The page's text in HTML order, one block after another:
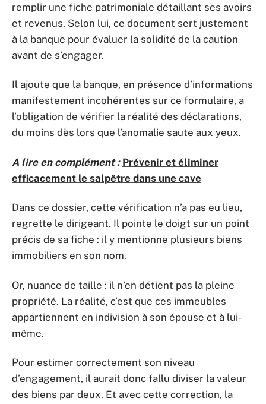
remplir une fiche patrimoniale détaillant ses avoirs
et revenus. Selon lui, ce document sert justement
à la banque pour évaluer la solidité de la caution
avant de s’engager.
Il ajoute que la banque, en présence d’informations
manifestement incohérentes sur ce formulaire, a
l’obligation de vérifier la réalité des déclarations,
du moins dès lors que l’anomalie saute aux yeux.
A lire en complément : Prévenir et éliminer
efficacement le salpêtre dans une cave
Dans ce dossier, cette vérification n’a pas eu lieu,
regrette le dirigeant. Il pointe le doigt sur un point
précis de sa fiche : il y mentionne plusieurs biens
immobiliers en son nom.
Or, nuance de taille : il n’en détient pas la pleine
propriété. La réalité, c’est que ces immeubles
appartiennent en indivision à son épouse et à lui-
même.
Pour estimer correctement son niveau
d’engagement, il aurait donc fallu diviser la valeur
des biens par deux. Et avec cette correction, la